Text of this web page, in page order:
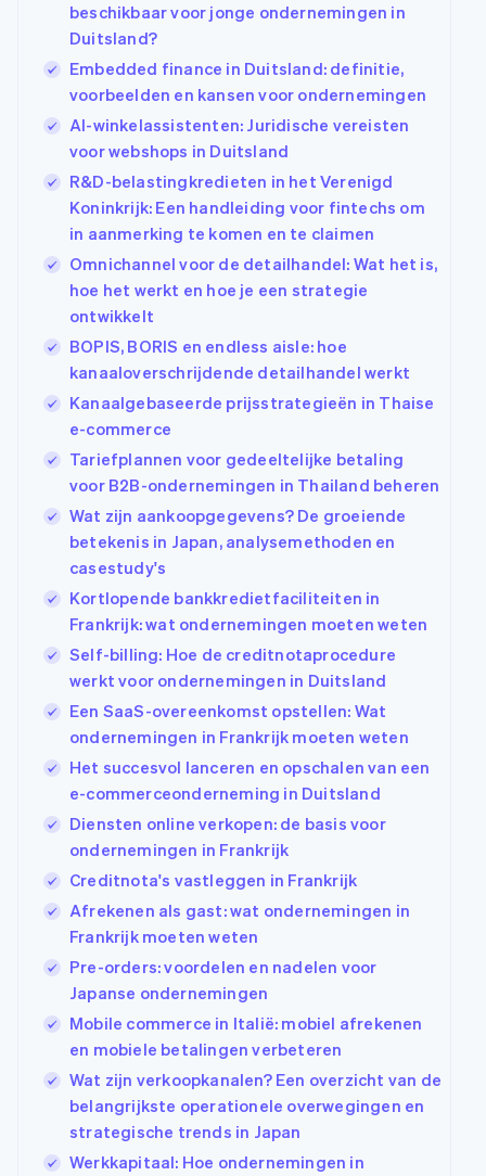
beschikbaar voor jonge ondernemingen in
Duitsland?
Embedded finance in Duitsland: definitie,
voorbeelden en kansen voor ondernemingen
AI-winkelassistenten: Juridische vereisten
voor webshops in Duitsland
R&D-belastingkredieten in het Verenigd
Koninkrijk: Een handleiding voor fintechs om
in aanmerking te komen en te claimen
Omnichannel voor de detailhandel: Wat het is,
hoe het werkt en hoe je een strategie
ontwikkelt
BOPIS, BORIS en endless aisle: hoe
kanaaloverschrijdende detailhandel werkt
Kanaalgebaseerde prijsstrategieën in Thaise
e-commerce
Tariefplannen voor gedeeltelijke betaling
voor B2B-ondernemingen in Thailand beheren
Wat zijn aankoopgegevens? De groeiende
betekenis in Japan, analysemethoden en
casestudy's
Kortlopende bankkredietfaciliteiten in
Frankrijk: wat ondernemingen moeten weten
Self-billing: Hoe de creditnotaprocedure
werkt voor ondernemingen in Duitsland
Een SaaS-overeenkomst opstellen: Wat
ondernemingen in Frankrijk moeten weten
Het succesvol lanceren en opschalen van een
e-commerceonderneming in Duitsland
Diensten online verkopen: de basis voor
ondernemingen in Frankrijk
Creditnota's vastleggen in Frankrijk
Afrekenen als gast: wat ondernemingen in
Frankrijk moeten weten
Pre-orders: voordelen en nadelen voor
Japanse ondernemingen
Mobile commerce in Italië: mobiel afrekenen
en mobiele betalingen verbeteren
Wat zijn verkoopkanalen? Een overzicht van de
belangrijkste operationele overwegingen en
strategische trends in Japan
Werkkapitaal: Hoe ondernemingen in